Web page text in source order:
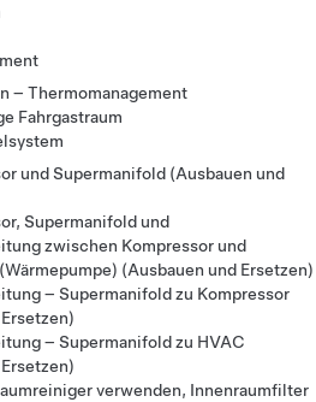
– Thermomanagement
Fahrgastraum
und Supermanifold (Ausbauen und
Supermanifold und
zwischen Kompressor und
(Ausbauen und Ersetzen)
– Supermanifold zu Kompressor
– Supermanifold zu HVAC
verwenden, Innenraumfilter